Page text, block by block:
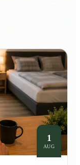
1
AUG